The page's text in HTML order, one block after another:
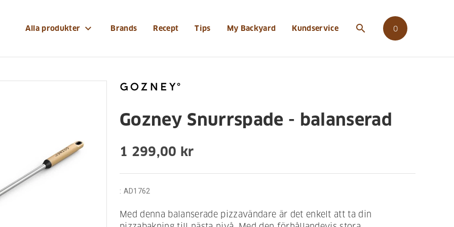
Alla produkter expand_more Brands Recept Tips My Backyard Kundservice search 0
Gozney Snurrspade - balanserad
1 299,00 kr
: AD1762
Med denna balanserade pizzavändare är det enkelt att ta din